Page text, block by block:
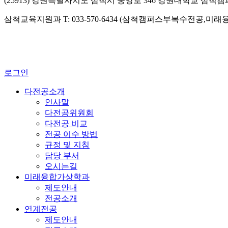
삼척교육지원과 T: 033-570-6434 (삼척캠퍼스부복수전공,미래
로그인
다전공소개
인사말
다전공위원회
다전공 비교
전공 이수 방법
규정 및 지침
담당 부서
오시는길
미래융합가상학과
제도안내
전공소개
연계전공
제도안내